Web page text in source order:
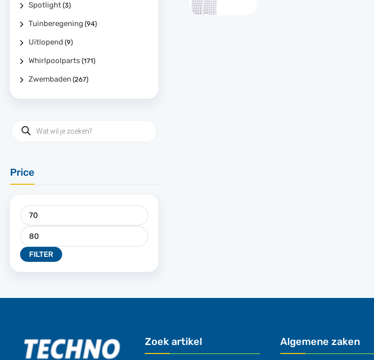
Spotlight (3)
Tuinberegening (94)
Uitlopend (9)
Whirlpoolparts (171)
Zwembaden (267)
Price
FILTER
Zoek artikel Algemene zaken